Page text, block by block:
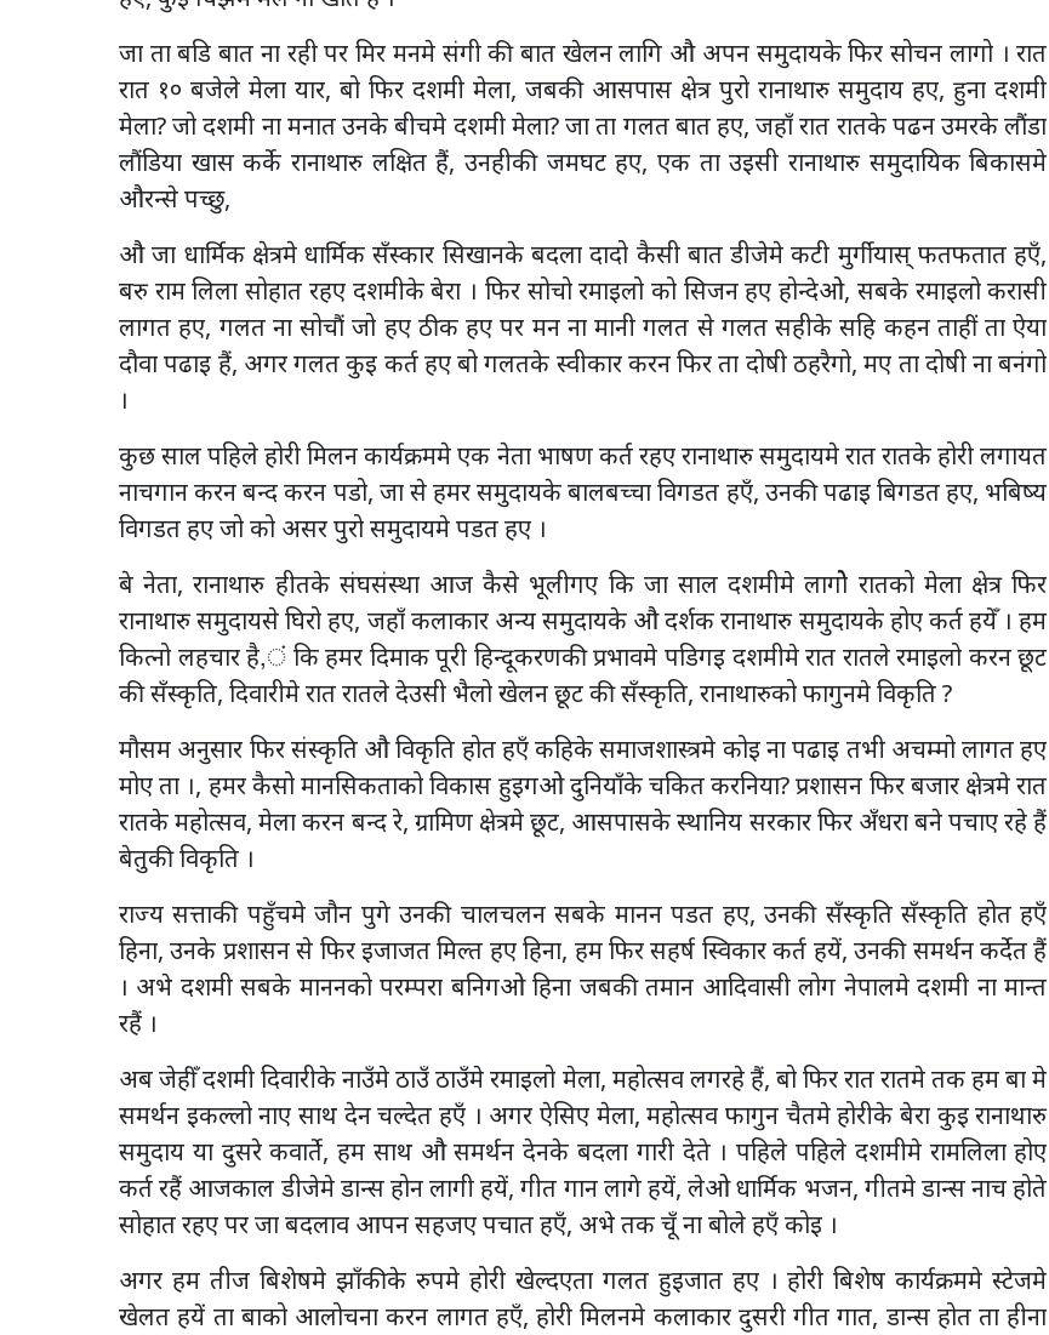
जा ता बडि बात ना रही पर मिर मनमे संगी की बात खेलन लागि औ अपन समुदायके फिर सोचन लागो । रात
रात १० बजेले मेला यार, बो फिर दशमी मेला, जबकी आसपास क्षेत्र पुरो रानाथारु समुदाय हए, हुना दशमी
मेला? जो दशमी ना मनात उनके बीचमे दशमी मेला? जा ता गलत बात हए, जहाँ रात रातके पढन उमरके लौंडा
लौंडिया खास कर्के रानाथारु लक्षित हैं, उनहीकी जमघट हए, एक ता उइसी रानाथारु समुदायिक बिकासमे
औरन्से पच्छु,
औ जा धार्मिक क्षेत्रमे धार्मिक सँस्कार सिखानके बदला दादो कैसी बात डीजेमे कटी मुर्गीयास् फतफतात हएँ,
बरु राम लिला सोहात रहए दशमीके बेरा । फिर सोचो रमाइलो को सिजन हए होन्देओ, सबके रमाइलो करासी
लागत हए, गलत ना सोचौं जो हए ठीक हए पर मन ना मानी गलत से गलत सहीके सहि कहन ताहीं ता ऐया
दौवा पढाइ हैं, अगर गलत कुइ कर्त हए बो गलतके स्वीकार करन फिर ता दोषी ठहरैगो, मए ता दोषी ना बनंगो
।
कुछ साल पहिले होरी मिलन कार्यक्रममे एक नेता भाषण कर्त रहए रानाथारु समुदायमे रात रातके होरी लगायत
नाचगान करन बन्द करन पडो, जा से हमर समुदायके बालबच्चा विगडत हएँ, उनकी पढाइ बिगडत हए, भबिष्य
विगडत हए जो को असर पुरो समुदायमे पडत हए ।
बे नेता, रानाथारु हीतके संघसंस्था आज कैसे भूलीगए कि जा साल दशमीमे लागोे रातको मेला क्षेत्र फिर
रानाथारु समुदायसे घिरो हए, जहाँ कलाकार अन्य समुदायके औ दर्शक रानाथारु समुदायके होए कर्त हयेँ । हम
कित्नो लहचार है,ं कि हमर दिमाक पूरी हिन्दूकरणकी प्रभावमे पडिगइ दशमीमे रात रातले रमाइलो करन छूट
की सँस्कृति, दिवारीमे रात रातले देउसी भैलो खेलन छूट की सँस्कृति, रानाथारुको फागुनमे विकृति ?
मौसम अनुसार फिर संस्कृति औ विकृति होत हएँ कहिके समाजशास्त्रमे कोइ ना पढाइ तभी अचम्मो लागत हए
मोए ता ।, हमर कैसो मानसिकताको विकास हुइगओ दुनियाँके चकित करनिया? प्रशासन फिर बजार क्षेत्रमे रात
रातके महोत्सव, मेला करन बन्द रे, ग्रामिण क्षेत्रमे छूट, आसपासके स्थानिय सरकार फिर अँधरा बने पचाए रहे हैं
बेतुकी विकृति ।
राज्य सत्ताकी पहुँचमे जौन पुगे उनकी चालचलन सबके मानन पडत हए, उनकी सँस्कृति सँस्कृति होत हएँ
हिना, उनके प्रशासन से फिर इजाजत मिल्त हए हिना, हम फिर सहर्ष स्विकार कर्त हयें, उनकी समर्थन कर्देत हैं
। अभे दशमी सबके माननको परम्परा बनिगओ हिना जबकी तमान आदिवासी लोग नेपालमे दशमी ना मान्त
रहैं ।
अब जेहीँ दशमी दिवारीके नाउँमे ठाउँ ठाउँमे रमाइलो मेला, महोत्सव लगरहे हैं, बो फिर रात रातमे तक हम बा मे
समर्थन इकल्लो नाए साथ देन चल्देत हएँ । अगर ऐसिए मेला, महोत्सव फागुन चैतमे होरीके बेरा कुइ रानाथारु
समुदाय या दुसरे कवार्ते, हम साथ औ समर्थन देनके बदला गारी देते । पहिले पहिले दशमीमे रामलिला होए
कर्त रहैं आजकाल डीजेमे डान्स होन लागी हयें, गीत गान लागे हयें, लेओ धार्मिक भजन, गीतमे डान्स नाच होते
सोहात रहए पर जा बदलाव आपन सहजए पचात हएँ, अभे तक चूँ ना बोले हएँ कोइ ।
अगर हम तीज बिशेषमे झाँकीके रुपमे होरी खेल्दएता गलत हुइजात हए । होरी बिशेष कार्यक्रममे स्टेजमे
खेलत हयें ता बाको आलोचना करन लागत हएँ, होरी मिलनमे कलाकार दुसरी गीत गात, डान्स होत ता हीना